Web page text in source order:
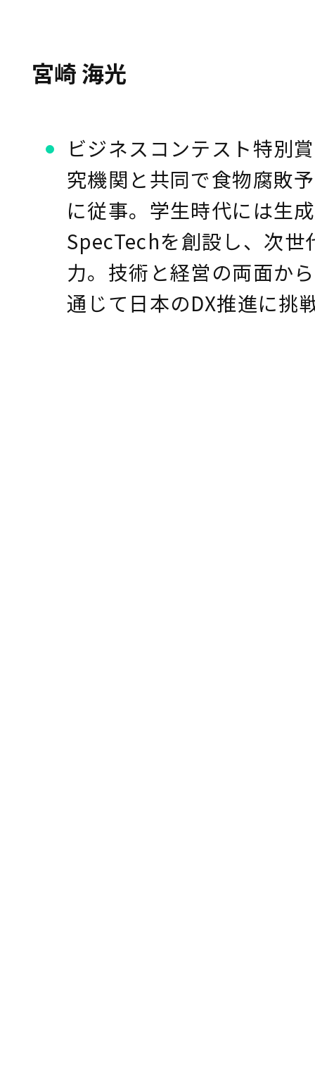
宮崎 海光
ビジネスコンテスト特別
究機関と共同で食物腐敗
に従事。学生時代には生
SpecTechを創設し、次世
力。技術と経営の両面か
通じて日本のDX推進に挑